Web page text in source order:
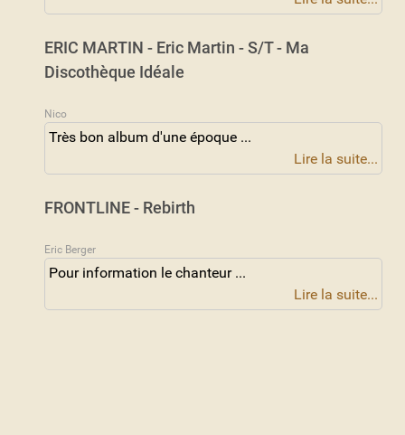
ERIC MARTIN - Eric Martin - S/T - Ma
Discothèque Idéale
Nico
Très bon album d'une époque ...
Lire la suite...
FRONTLINE - Rebirth
Eric Berger
Pour information le chanteur ...
Lire la suite...